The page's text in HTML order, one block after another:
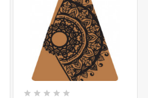
    